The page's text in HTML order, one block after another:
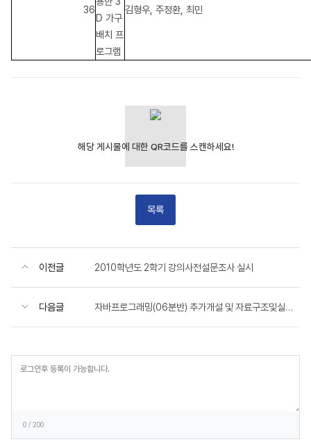
36
D 가구
배치 프
로그램
김형우, 주정환, 최민
목록
이전글 2010학년도 2학기 강의사전설문조사 실시
다음글 자바프로그래밍(06분반) 추가개설 및 자료구조및실습 수강신청 관련 안내
0 / 200